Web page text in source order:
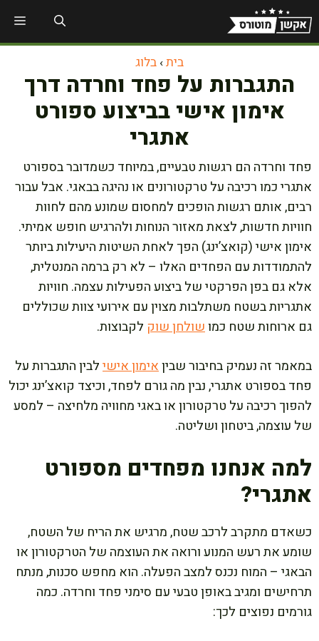
לתוכן
בית› בלוג
התגברות על פחד וחרדה דרך
אימון אישי בביצוע ספורט
אתגרי
פחד וחרדה הם רגשות טבעיים, במיוחד כשמדובר בספורט
אתגרי כמו רכיבה על טרקטורונים או נהיגה בבאגי. אבל עבור
רבים, אותם רגשות הופכים למחסום שמונע מהם לחוות
חוויות חדשות, לצאת מאזור הנוחות ולהרגיש חופש אמיתי.
אימון אישי (קואצ’ינג) הפך לאחת השיטות היעילות ביותר
להתמודדות עם הפחדים האלו – לא רק ברמה המנטלית,
אלא גם בפן הפרקטי של ביצוע הפעילות עצמה. חוויות
אתגריות בשטח משתלבות מצוין עם אירועי צוות שכוללים
גם ארוחות שטח כמושולחן שוק לקבוצות.
במאמר זה נעמיק בחיבור שביןאימון אישילבין התגברות על
פחד בספורט אתגרי, נבין מה גורם לפחד, וכיצד קואצ’ינג יכול
להפוך רכיבה על טרקטורון או באגי מחוויה מלחיצה – למסע
של עוצמה, ביטחון ושליטה.
למה אנחנו מפחדים מספורט
אתגרי?
כשאדם מתקרב לרכב שטח, מרגיש את הריח של השטח,
שומע את רעש המנוע ורואה את העוצמה של הטרקטורון או
הבאגי – המוח נכנס למצב הפעלה. הוא מחפש סכנות, מנתח
תרחישים ומגיב באופן טבעי עם סימני פחד וחרדה. כמה
גורמים נפוצים לכך: